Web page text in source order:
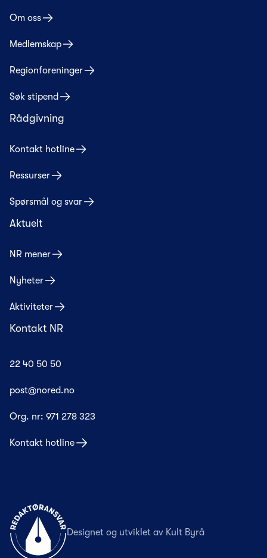
Om oss
Medlemskap
Regionforeninger
Søk stipend
Rådgivning
Kontakt hotline
Ressurser
Spørsmål og svar
Aktuelt
NR mener
Nyheter
Aktiviteter
Kontakt NR
22 40 50 50
post@nored.no
Org. nr: 971 278 323
Kontakt hotline
Til forsiden
Designet og utviklet av Kult Byrå